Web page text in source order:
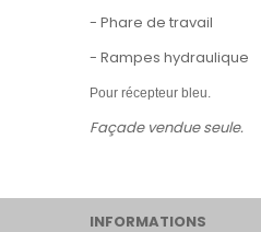
- Phare de travail
- Rampes hydraulique
Pour récepteur bleu.
Façade vendue seule.
INFORMATIONS